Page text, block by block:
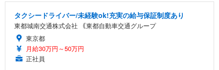
タクシードライバー/未経験ok!充実の給与保証制度あり
東都城南交通株式会社 ｟東都自動車交通グループ
東京都
月給30万円～50万円
正社員